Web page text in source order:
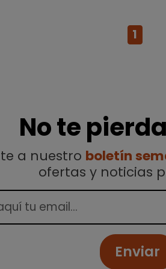
1
No te
a nuestro boletín
ofertas y noticias
Enviar